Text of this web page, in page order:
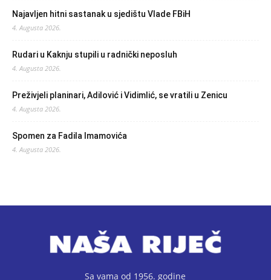
Najavljen hitni sastanak u sjedištu Vlade FBiH
4. Augusta 2026.
Rudari u Kaknju stupili u radnički neposluh
4. Augusta 2026.
Preživjeli planinari, Adilović i Vidimlić, se vratili u Zenicu
4. Augusta 2026.
Spomen za Fadila Imamovića
4. Augusta 2026.
Sa vama od 1956. godine